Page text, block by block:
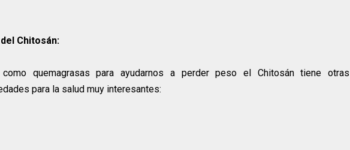
Chitosán:
quemagrasas para ayudarnos a perder peso el Chitosán tiene otras
para la salud muy interesantes: